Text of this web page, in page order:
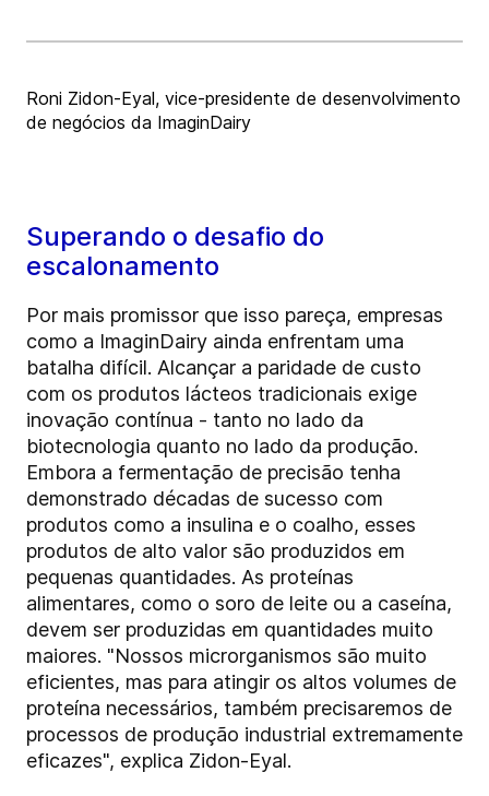
Roni Zidon-Eyal, vice-presidente de desenvolvimento
de negócios da ImaginDairy
Superando o desafio do
escalonamento
Por mais promissor que isso pareça, empresas
como a ImaginDairy ainda enfrentam uma
batalha difícil. Alcançar a paridade de custo
com os produtos lácteos tradicionais exige
inovação contínua - tanto no lado da
biotecnologia quanto no lado da produção.
Embora a fermentação de precisão tenha
demonstrado décadas de sucesso com
produtos como a insulina e o coalho, esses
produtos de alto valor são produzidos em
pequenas quantidades. As proteínas
alimentares, como o soro de leite ou a caseína,
devem ser produzidas em quantidades muito
maiores. "Nossos microrganismos são muito
eficientes, mas para atingir os altos volumes de
proteína necessários, também precisaremos de
processos de produção industrial extremamente
eficazes", explica Zidon-Eyal.